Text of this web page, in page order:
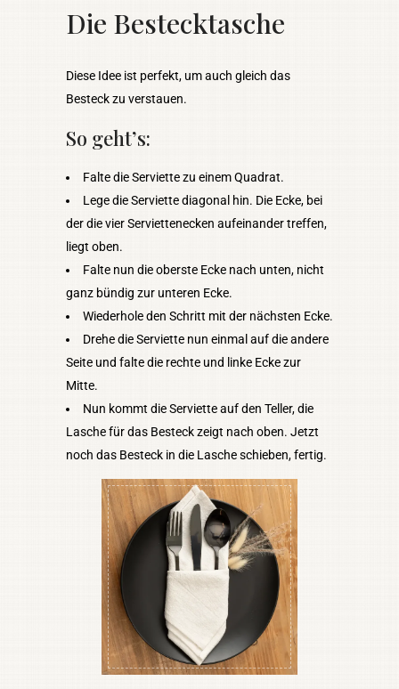
Die Bestecktasche
Diese Idee ist perfekt, um auch gleich das
Besteck zu verstauen.
So geht’s:
Falte die Serviette zu einem Quadrat.
Lege die Serviette diagonal hin. Die Ecke, bei
der die vier Serviettenecken aufeinander treffen,
liegt oben.
Falte nun die oberste Ecke nach unten, nicht
ganz bündig zur unteren Ecke.
Wiederhole den Schritt mit der nächsten Ecke.
Drehe die Serviette nun einmal auf die andere
Seite und falte die rechte und linke Ecke zur
Mitte.
Nun kommt die Serviette auf den Teller, die
Lasche für das Besteck zeigt nach oben. Jetzt
noch das Besteck in die Lasche schieben, fertig.